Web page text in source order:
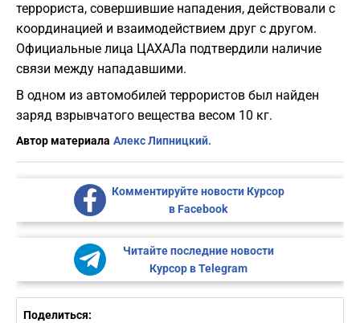
террориста, совершившие нападения, действовали с
координацией и взаимодействием друг с другом.
Официальные лица ЦАХАЛа подтвердили наличие
связи между нападавшими.
В одном из автомобилей террористов был найден
заряд взрывчатого вещества весом 10 кг.
Автор материала Алекс Липницкий.
Комментируйте новости Курсор
в Facebook
Читайте последние новости
Курсор в Telegram
Поделиться: